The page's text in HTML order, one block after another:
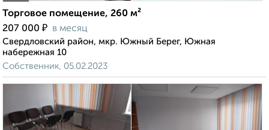
Торговое помещение, 260 м²
207 000 ₽ в месяц
Свердловский район, мкр. Южный Берег, Южная
набережная 10
Собственник, 05.02.2023